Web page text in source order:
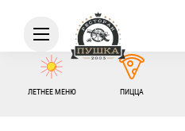
ЛЕТНЕЕ МЕНЮ ПИЦЦА